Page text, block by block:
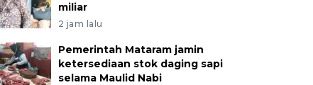
miliar
2 jam lalu
Pemerintah Mataram jamin
ketersediaan stok daging sapi
selama Maulid Nabi